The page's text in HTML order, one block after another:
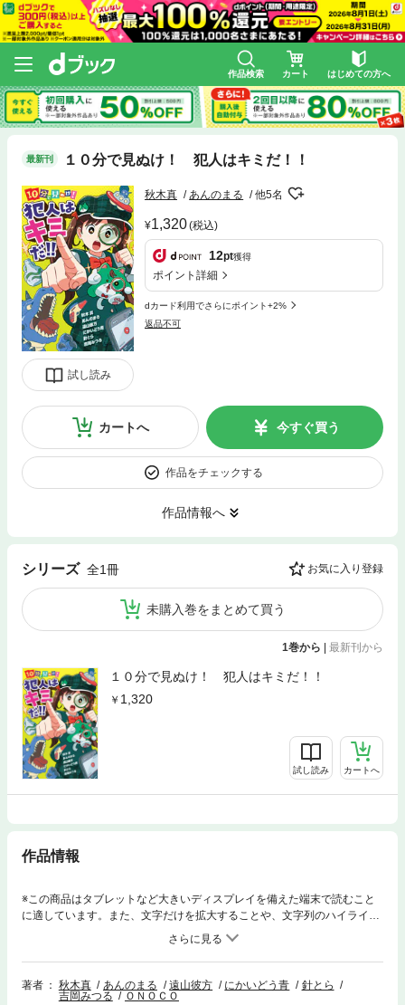
作品検索 カート はじめての方へ
最新刊 １０分で見ぬけ！ 犯人はキミだ！！
試し読み
秋木真 あんのまる 他5名
1,320(税込)
12pt獲得
ポイント詳細
dカード利用でさらにポイント+2%
返品不可
カートへ 今すぐ買う
作品をチェックする
作品情報へ
シリーズ 全1冊 お気に入り登録
未購入巻をまとめて買う
1巻から | 最新刊から
１０分で見ぬけ！ 犯人はキミだ！！
1,320
試し読み カートへ
作品情報
※この商品はタブレットなど大きいディスプレイを備えた端末で読むこと
に適しています。また、文字だけを拡大することや、文字列のハイライ
ト、検索、辞書の参照、引用などの機能が使用できません。３人組仲良し
YouTuberに、謎解きの挑戦状が届いた。３問の答えをつなげると、驚き
のメッセージが…！ 呪いの壺を割ったのは誰？ クラスにエスパーがい
る!? 乗組員のうち３人が宇宙人にのっとられた!? などなど、人気作家
が大集合した豪華執筆陣による、超ユニークで楽しい謎解きストーリーが
著者 秋木真 あんのまる 遠山彼方 にかいどう青
針とら
吉岡みつる
ＯＮＯＣＯ